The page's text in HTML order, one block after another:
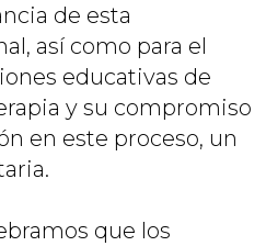
de esta
así como para el
educativas de
y su compromiso
en este proceso, un
que los